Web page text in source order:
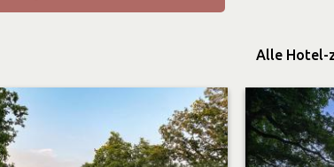
Alle Hotel-